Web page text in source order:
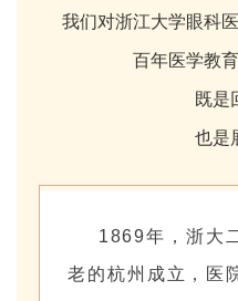
我们对浙江大学眼科
百年医学教
既是
也是
1869年，浙大
老的杭州成立，医